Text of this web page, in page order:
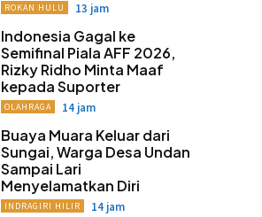
ROKAN HULU 13 jam
Indonesia Gagal ke
Semifinal Piala AFF 2026,
Rizky Ridho Minta Maaf
kepada Suporter
OLAHRAGA 14 jam
Buaya Muara Keluar dari
Sungai, Warga Desa Undan
Sampai Lari
Menyelamatkan Diri
INDRAGIRI HILIR 14 jam